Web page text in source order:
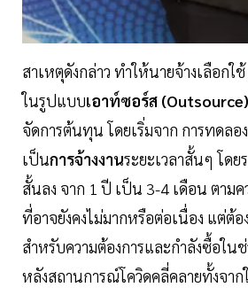
สาเหตุดังกล่าว ทำให้นายจ้างเลือกใ
ในรูปแบบเอาท์ซอร์ส (Outsource)
จัดการต้นทุน โดยเริ่มจาก การทดลอ
เป็นการจ้างงานระยะเวลาสั้นๆ โดย
สั้นลง จาก 1 ปี เป็น 3-4 เดือน ตามค
ที่อาจยังคงไม่มากหรือต่อเนื่อง แต่ต้อ
สำหรับความต้องการและกำลังซื้อใน
หลังสถานการณ์โควิดคลี่คลายทั้งจาก